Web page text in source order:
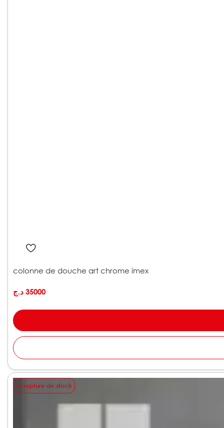
colonne de douche art chrome imex
35000 د.ج
En rupture de stock